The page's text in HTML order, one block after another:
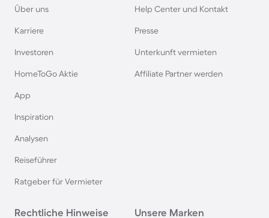
Fincas in Griechenland
Fincas an der Algarve
Fincas in Apulien
Über uns
Karriere
Investoren
HomeToGo Aktie
App
Inspiration
Analysen
Reiseführer
Ratgeber für Vermieter
Help Center und Kontakt
Presse
Unterkunft vermieten
Affiliate Partner werden
Rechtliche Hinweise Unsere Marken